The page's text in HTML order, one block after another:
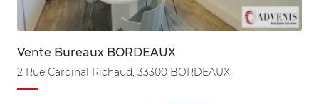
Vente Bureaux BORDEAUX
2 Rue Cardinal Richaud, 33300 BORDEAUX